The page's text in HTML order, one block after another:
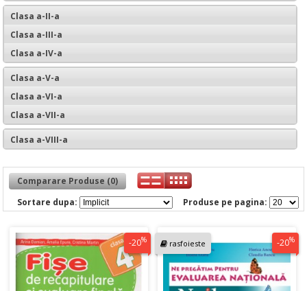
Clasa a-II-a
Clasa a-III-a
Clasa a-IV-a
Clasa a-V-a
Clasa a-VI-a
Clasa a-VII-a
Clasa a-VIII-a
Comparare Produse (0)
Produse pe pagina:
Sortare dupa:
-20% rasfoieste -20%